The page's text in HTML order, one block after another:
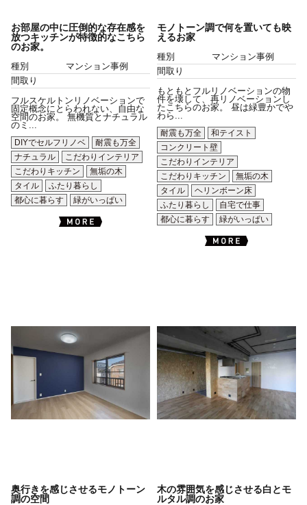
お部屋の中に圧倒的な存在感を
放つキッチンが特徴的なこちら
のお家。
種別
マンション事例
間取り
フルスケルトンリノベーションで
固定概念にとらわれない、自由な
空間のお家。 無機質とナチュラル
のミ...
DIYでセルフリノベ
耐震も万全
ナチュラル
こだわりインテリア
こだわりキッチン
無垢の木
タイル
ふたり暮らし
都心に暮らす
緑がいっぱい
モノトーン調で何を置いても映
えるお家
種別
マンション事例
間取り
もともとフルリノベーションの物
件を壊して、再リノベーションし
たこちらのお家。 昼は緑豊かでや
わら...
耐震も万全
和テイスト
コンクリート壁
こだわりインテリア
こだわりキッチン
無垢の木
タイル
ヘリンボーン床
ふたり暮らし
自宅で仕事
都心に暮らす
緑がいっぱい
奥行きを感じさせるモノトーン
調の空間
木の雰囲気を感じさせる白とモ
ルタル調のお家